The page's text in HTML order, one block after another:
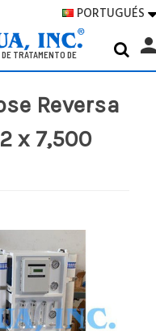
PORTUGUÉS
TRATAMENTO DE
Search
Keyword:
Reversa
x 7,500